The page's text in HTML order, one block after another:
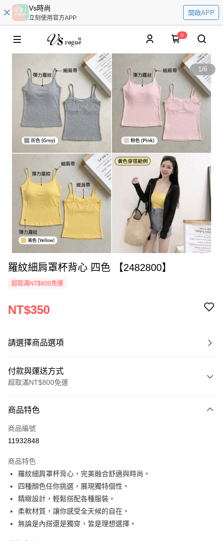
Vs時尚
立刻使用官方APP
開啟APP
0
1/6
羅紋細肩罩杯背心 四色 【2482800】
超取滿NT$800免運
NT$350
請選擇商品選項
付款與運送方式
超取滿NT$800免運
信用卡一次付款
超商取貨付款
Apple Pay
街口支付
悠遊付
Google Pay
商品特色
商品編號
11932848
商品特色
羅紋細肩罩杯背心，完美融合舒適與時尚。
四種顏色任你挑選，展現獨特個性。
精緻設計，輕鬆搭配各種服裝。
柔軟材質，讓你感受全天候的自在。
無論是內搭還是獨穿，皆是理想選擇。